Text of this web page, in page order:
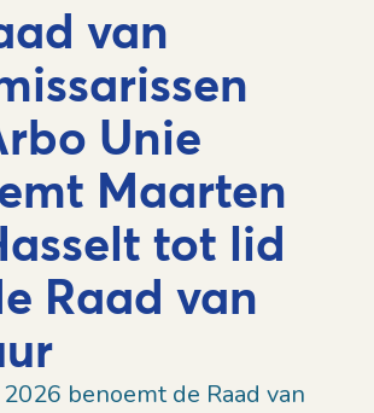
van
Unie
Maarten
tot lid
Raad van
benoemt de Raad van